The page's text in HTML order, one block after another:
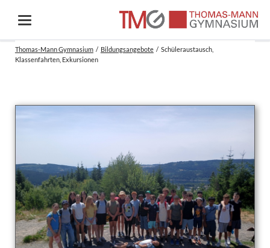
Thomas-Mann Gymnasium Bildungsangebote
Schüleraustausch,
Klassenfahrten, Exkursionen